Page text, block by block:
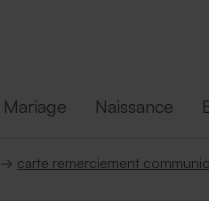
Mariage Naissance
→ carte remerciement